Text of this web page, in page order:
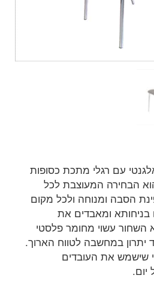
עם רגלי מתכת כסופות
הבחירה המעוצבת לכל
הסבה ומנוחה ולכל מקום
ומאבדים את
השחור עשוי מחומר פלסטי
יתרון במחשבה לטווח הארוך.
שישמש את העובדים